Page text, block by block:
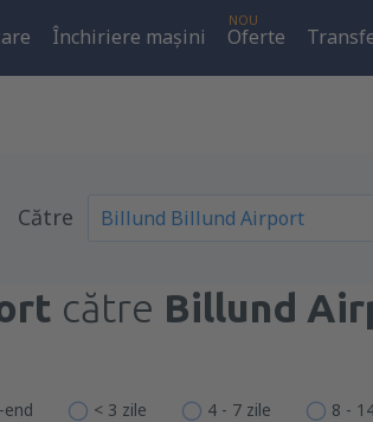
Închiriere mașini
NOU
Oferte
Către
către Billund
end < 3 zile 4 - 7 zile 8 -